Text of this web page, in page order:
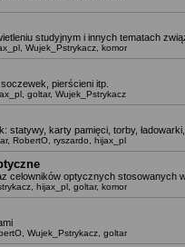
studyjnym i innych tematach
Wujek_Pstrykacz komor
pierścieni itp.
goltar, Wujek_Pstrykacz
statywy, karty pamięci, torby,
, RobertO ryszardo hijax_pl
celowników optycznych stosowanych
hijax_pl goltar, komor
Wujek_Pstrykacz goltar